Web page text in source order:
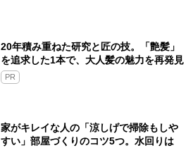
20年積み重ねた研究と匠の技。「艶髪」
を追求した1本で、大人髪の魅力を再発見
PR
家がキレイな人の「涼しげで掃除もしや
すい」部屋づくりのコツ5つ。水回りは